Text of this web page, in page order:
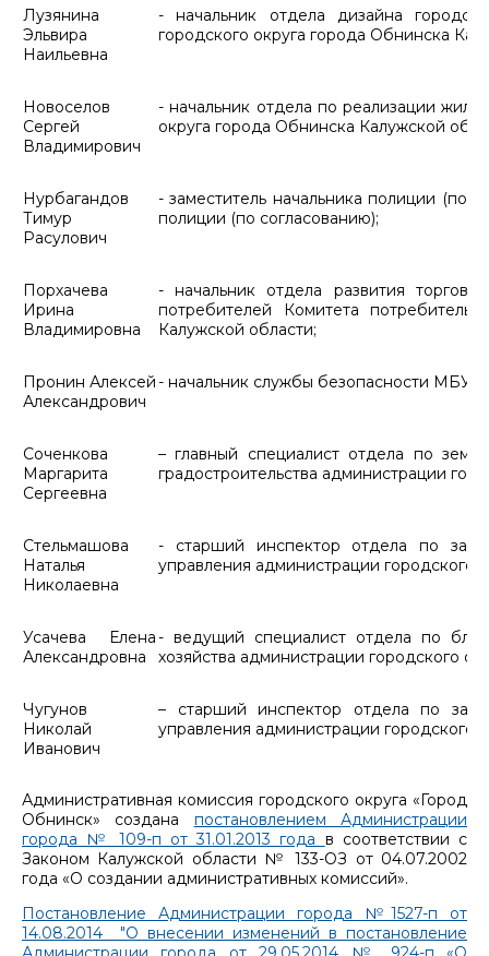
Лузянина
Эльвира
Наильевна
- начальник отдела дизайна
городского округа города Обнинска
Новоселов
Сергей
Владимирович
- начальник отдела по реализации
округа города Обнинска Калужской
Нурбагандов
Тимур
Расулович
- заместитель начальника полиции
полиции (по согласованию);
Порхачева
Ирина
Владимировна
- начальник отдела развития
потребителей Комитета
Калужской области;
Пронин Алексей
Александрович
- начальник службы безопасности МБУ
Соченкова
Маргарита
Сергеевна
– главный специалист отдела по
градостроительства администрации
Стельмашова
Наталья
Николаевна
- старший инспектор отдела по
управления администрации городского
Усачева Елена
Александровна
- ведущий специалист отдела по
хозяйства администрации городского
Чугунов
Николай
Иванович
– старший инспектор отдела по
управления администрации городского
Административная комиссия городского округа «Город
Обнинск» создана постановлением Администрации
города № 109-п от 31.01.2013 года в соответствии с
Законом Калужской области № 133-ОЗ от 04.07.2002
года «О создании административных комиссий».
Постановление Администрации города №1527-п от
14.08.2014 "О внесении изменений в постановление